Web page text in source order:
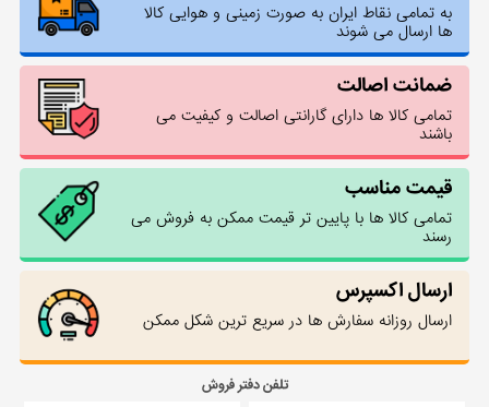
به تمامی نقاط ایران به صورت زمینی و هوایی کالا
ها ارسال می شوند
ضمانت اصالت
تمامی کالا ها دارای گارانتی اصالت و کیفیت می
باشند
قیمت مناسب
تمامی کالا ها با پایین تر قیمت ممکن به فروش می
رسند
ارسال اکسپرس
ارسال روزانه سفارش ها در سریع ترین شکل ممکن
تلفن دفتر فروش